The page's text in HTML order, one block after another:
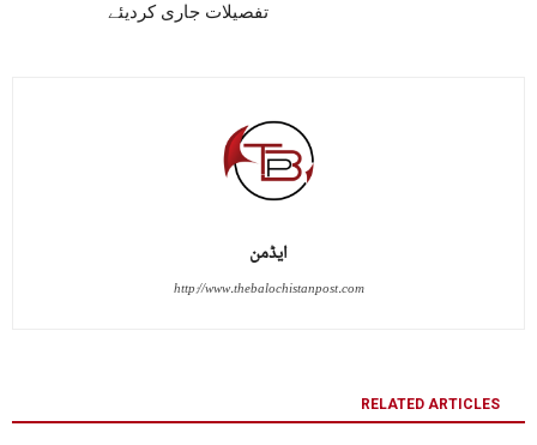
تفصیلات جاری کردیئے
ایڈمن
http://www.thebalochistanpost.com
RELATED ARTICLES